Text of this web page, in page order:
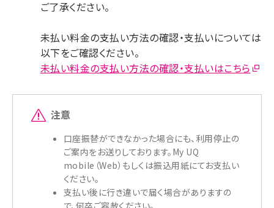
ご了承ください。
未払い料金の支払い方法の確認・支払いについては
以下をご確認ください。
未払い料金の支払い方法の確認・支払いはこちら
注意
口座振替ができなかった場合にも、利用停止の
ご案内をお送りしております。My UQ
mobile（Web）もしくは振込用紙にてお支払い
ください。
支払い後に行き違いで届く場合がありますの
で、何卒ご容赦ください。